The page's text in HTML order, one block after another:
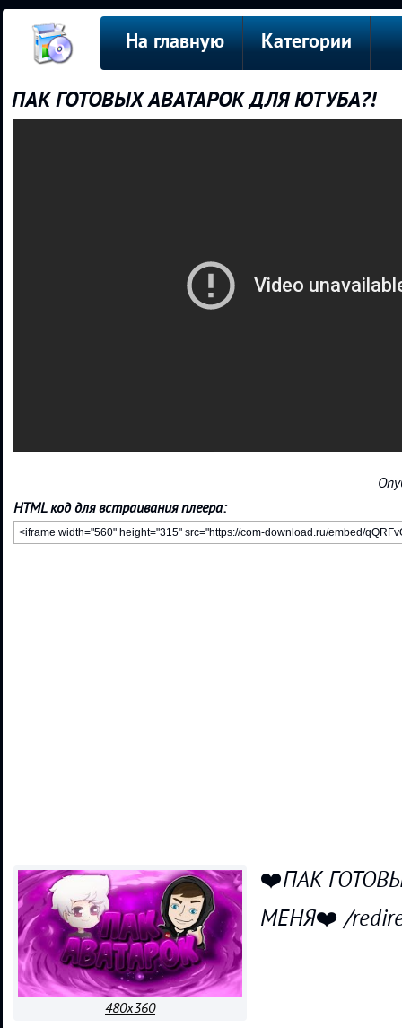
На главную Категории
ПАК ГОТОВЫХ АВАТАРОК ДЛЯ ЮТУБА?!
HTML код для встраивания плеера:
480x360
❤️ПАК
МЕНЯ❤️ /